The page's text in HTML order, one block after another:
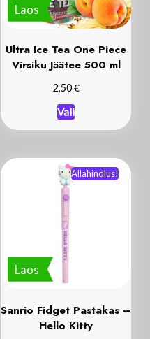
Laos
Ultra Ice Tea One Piece
Virsiku Jäätee 500 ml
2,50€
Vali
Laos
Allahindlus!
Sanrio Fidget Pastakas –
Hello Kitty